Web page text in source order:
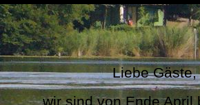
Liebe Gäste,
wir sind von Ende April